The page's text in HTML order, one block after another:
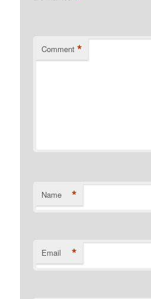
Comment *
Name *
Email *